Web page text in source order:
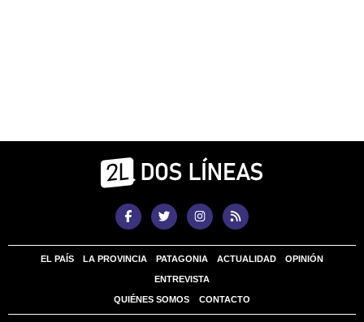
EL PAÍS LA PROVINCIA PATAGONIA ACTUALIDAD OPINIÓN
ENTREVISTA
QUIÉNES SOMOS CONTACTO